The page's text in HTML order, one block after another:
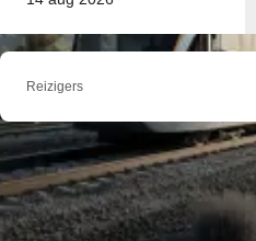
Reizigers